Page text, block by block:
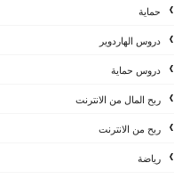
حماية
دروس الهاردوير
دروس حماية
ربح المال من الانترنت
ربح من الانترنت
رياضة